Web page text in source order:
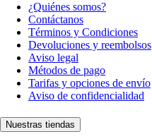
¿Quiénes somos?
Contáctanos
Términos y Condiciones
Devoluciones y reembolsos
Aviso legal
Métodos de pago
Tarifas y opciones de envío
Aviso de confidencialidad
Nuestras tiendas